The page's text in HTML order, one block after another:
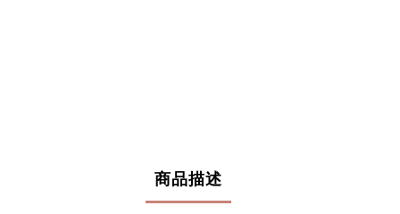
商品描述